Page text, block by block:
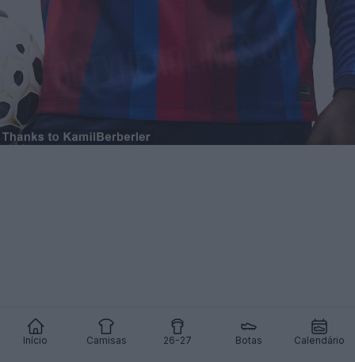
Início Camisas 26-27 Botas Calendário